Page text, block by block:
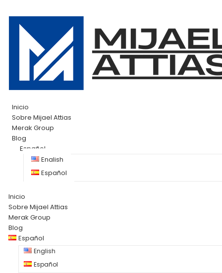
Inicio
Sobre Mijael Attias
Merak Group
Blog
Español
English
Español
Inicio
Sobre Mijael Attias
Merak Group
Blog
Español
English
Español